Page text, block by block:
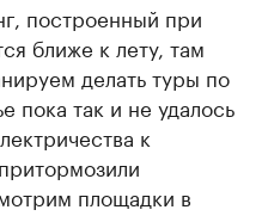
построенный при
ближе к лету, там
делать туры по
так и не удалось
к
площадки в